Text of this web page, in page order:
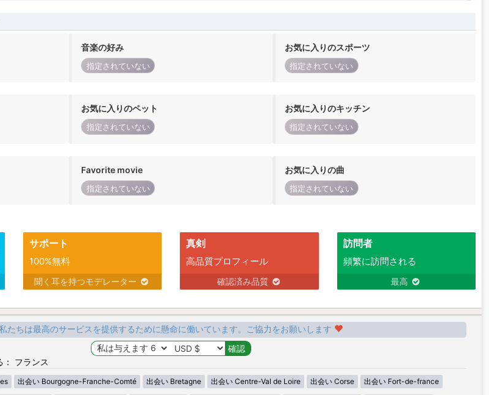
音楽の好み
指定されていない
お気に入りのスポーツ
指定されていない
お気に入りのペット
指定されていない
お気に入りのキッチン
指定されていない
Favorite movie
指定されていない
お気に入りの曲
指定されていない
サポート
100%無料
聞く耳を持つモデレーター
真剣
高品質プロフィール
確認済み品質
訪問者
頻繁に訪問される
最高
たちは最高のサービスを提供するために懸命に働いています。ご協力をお願いします
： フランス
出会い Bourgogne-Franche-Comté 出会い Bretagne 出会い Centre-Val de Loire 出会い Corse 出会い Fort-de-france